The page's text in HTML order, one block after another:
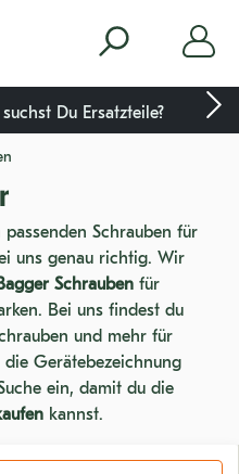
Du Ersatzteile?
Schrauben für
uns genau richtig. Wir
Schrauben für
Bei uns findest du
und mehr für
Gerätebezeichnung
ein, damit du die
kannst.